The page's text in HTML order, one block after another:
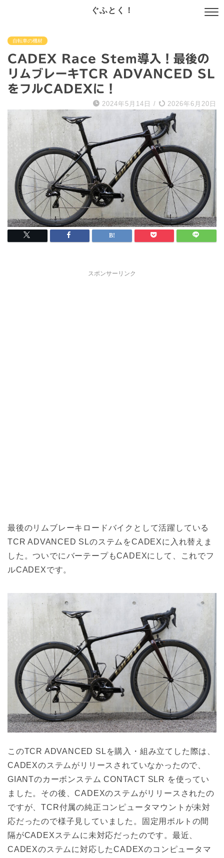
ぐふとく！
自転車の機材
CADEX Race Stem導入！最後の
リムブレーキTCR ADVANCED SL
をフルCADEXに！
2024年5月14日 / 2026年6月20日
スポンサーリンク
最後のリムブレーキロードバイクとして活躍している
TCR ADVANCED SLのステムをCADEXに入れ替えま
した。ついでにバーテープもCADEXにして、これでフ
ルCADEXです。
このTCR ADVANCED SLを購入・組み立てした際は、
CADEXのステムがリリースされていなかったので、
GIANTのカーボンステム CONTACT SLR を使ってい
ました。その後、CADEXのステムがリリースされたの
ですが、TCR付属の純正コンピュータマウントが未対
応だったので様子見していました。固定用ボルトの間
隔がCADEXステムに未対応だったのです。最近、
CADEXのステムに対応したCADEXのコンピュータマ